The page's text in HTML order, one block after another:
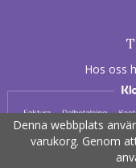
Hos oss
Denna webbplats
varukorg. Genom